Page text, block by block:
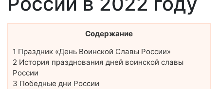
Содержание
1 Праздник «День Воинской Славы России»
2 История празднования дней воинской славы
России
3 Победные дни России